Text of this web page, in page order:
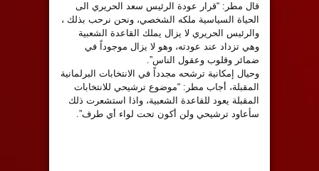
قال مطر: “قرار عودة الرئيس ⁧‫سعد الحريري‬⁩ الى
الحياة السياسية ملكه الشخصي، ونحن نرحب بذلك ،
والرئيس الحريري لا يزال يملك القاعدة الشعبية
وهي تزداد عند عودته، وهو لا يزال موجوداً في
ضمائر وقلوب وعقول الناس”.
‏وحيال إمكانية ترشحه مجدداً في الانتخابات البرلمانية
المقبلة، أجاب مطر: “موضوع ترشيحي للانتخابات
المقبلة يعود للقاعدة الشعبية، واذا استشعرت ذلك
سأعاود ترشيحي ولن أكون تحت لواء أي طرف”.